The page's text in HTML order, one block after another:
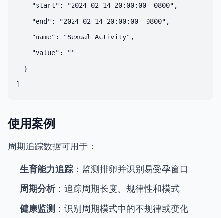
    "start": "2024-02-14 20:00:00 -0800",
    "end": "2024-02-14 20:00:00 -0800",
    "name": "Sexual Activity",
    "value": ""
  }
使用案例
周期追踪数据可用于：
生育能力追踪 ：监测排卵并识别易受孕窗口
周期分析：追踪周期长度、规律性和模式
健康监测 ：识别周期模式中的不规律或变化